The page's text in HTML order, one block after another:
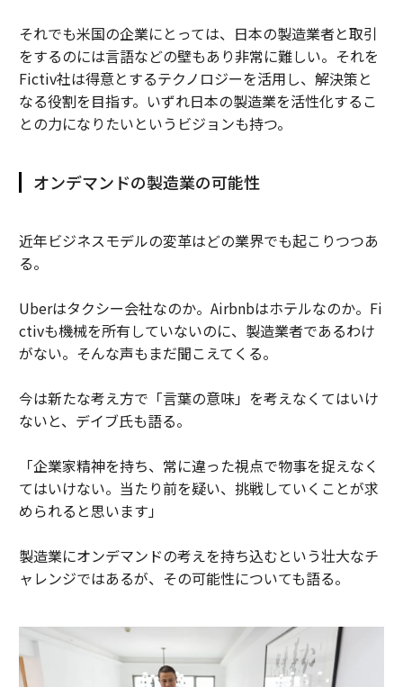
それでも米国の企業にとっては、日本の製造業者と取引
をするのには言語などの壁もあり非常に難しい。それを
Fictiv社は得意とするテクノロジーを活用し、解決策と
なる役割を目指す。いずれ日本の製造業を活性化するこ
との力になりたいというビジョンも持つ。
オンデマンドの製造業の可能性
近年ビジネスモデルの変革はどの業界でも起こりつつあ
る。
Uberはタクシー会社なのか。Airbnbはホテルなのか。Fi
ctivも機械を所有していないのに、製造業者であるわけ
がない。そんな声もまだ聞こえてくる。
今は新たな考え方で「言葉の意味」を考えなくてはいけ
ないと、デイブ氏も語る。
「企業家精神を持ち、常に違った視点で物事を捉えなく
てはいけない。当たり前を疑い、挑戦していくことが求
められると思います」
製造業にオンデマンドの考えを持ち込むという壮大なチ
ャレンジではあるが、その可能性についても語る。